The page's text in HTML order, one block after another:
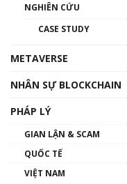
01:32:59
gió ấm
NGHIÊN CỨU
CASE STUDY
METAVERSE
NHÂN SỰ BLOCKCHAIN
PHÁP LÝ
GIAN LẬN & SCAM
QUỐC TẾ
VIỆT NAM